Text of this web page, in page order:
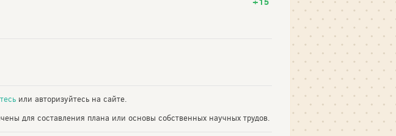
или авторизуйтесь на сайте.
для составления плана или основы собственных научных трудов.